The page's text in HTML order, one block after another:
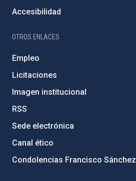
Accesibilidad
OTROS ENLACES
Empleo
Licitaciones
Imagen institucional
RSS
Sede electrónica
Canal ético
Condolencias Francisco Sánchez